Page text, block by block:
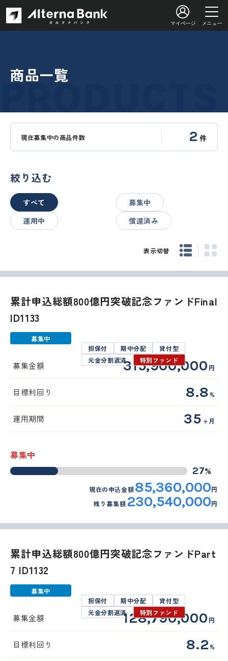
マイページ メニュー
商品一覧
現在募集中の商品件数 2 件
絞り込む
すべて
募集中
運用中
償還済み
表示切替
募集中
累計申込総額800億円突破記念ファンドFinal
ID1133
担保付 期中分配
貸付型
元金分割返済
特別ファンド
募集金額 315,900,000 円
目標利回り 8.8%
運用期間 35 ヶ月
募集中
27%
現在の申込金額85,360,000円
残り募集額 230,540,000円
募集中
累計申込総額800億円突破記念ファンドPart
7 ID1132
担保付 期中分配
貸付型
元金分割返済
特別ファンド
募集金額 128,790,000 円
目標利回り 8.2%